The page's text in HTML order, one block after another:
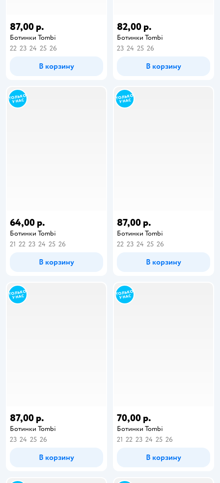
87,00 р.
Ботинки Tombi
22 23 24 25 26
В корзину
82,00 р.
Ботинки Tombi
23 24 25 26
В корзину
64,00 р.
Ботинки Tombi
21 22 23 24 25 26
В корзину
87,00 р.
Ботинки Tombi
22 23 24 25 26
В корзину
87,00 р.
Ботинки Tombi
23 24 25 26
В корзину
70,00 р.
Ботинки Tombi
21 22 23 24 25 26
В корзину